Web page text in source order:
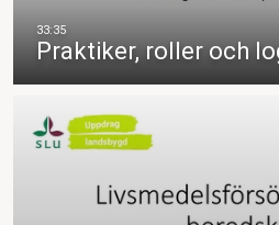
Praktiker, roller och